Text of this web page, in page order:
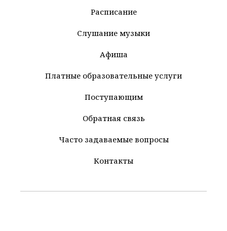
Расписание
Слушание музыки
Афиша
Платные образовательные услуги
Поступающим
Обратная связь
Часто задаваемые вопросы
Контакты